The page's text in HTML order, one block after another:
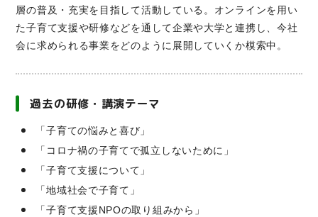
層の普及・充実を目指して活動している。オンラインを用い
た子育て支援や研修などを通して企業や大学と連携し、今社
会に求められる事業をどのように展開していくか模索中。
過去の研修・講演テーマ
「子育ての悩みと喜び」
「コロナ禍の子育てで孤立しないために」
「子育て支援について」
「地域社会で子育て」
「子育て支援NPOの取り組みから」